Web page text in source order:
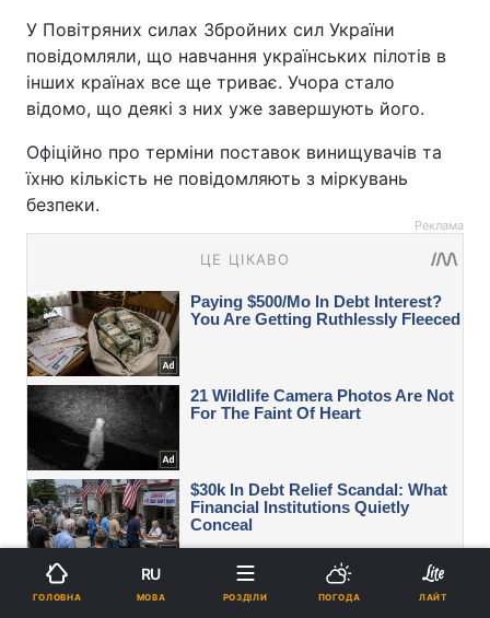
У Повітряних силах Збройних сил України
повідомляли, що навчання українських пілотів в
інших країнах все ще триває. Учора стало
відомо, що деякі з них уже завершують його.
Офіційно про терміни поставок винищувачів та
їхню кількість не повідомляють з міркувань
безпеки.
Реклама
ГОЛОВНА
RU
МОВА РОЗДІЛИ ПОГОДА ЛАЙТ